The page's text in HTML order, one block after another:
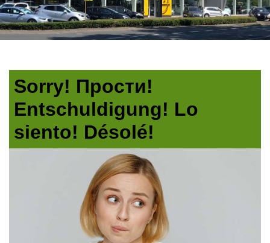
Sorry! Прости!
Entschuldigung! Lo
siento! Désolé!